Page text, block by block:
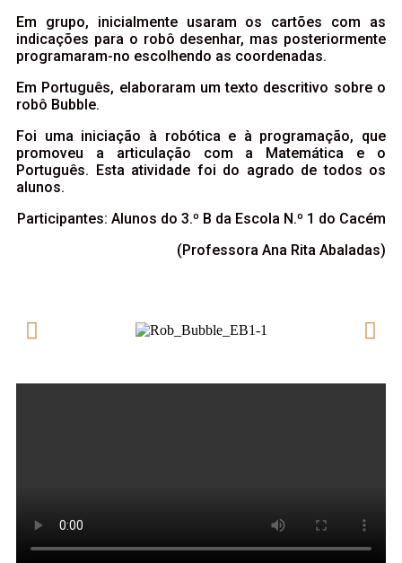
Em grupo, inicialmente usaram os cartões com as
indicações para o robô desenhar, mas posteriormente
programaram-no escolhendo as coordenadas.
Em Português, elaboraram um texto descritivo sobre o
robô Bubble.
Foi uma iniciação à robótica e à programação, que
promoveu a articulação com a Matemática e o
Português. Esta atividade foi do agrado de todos os
alunos.
Participantes: Alunos do 3.º B da Escola N.º 1 do Cacém
(Professora Ana Rita Abaladas)